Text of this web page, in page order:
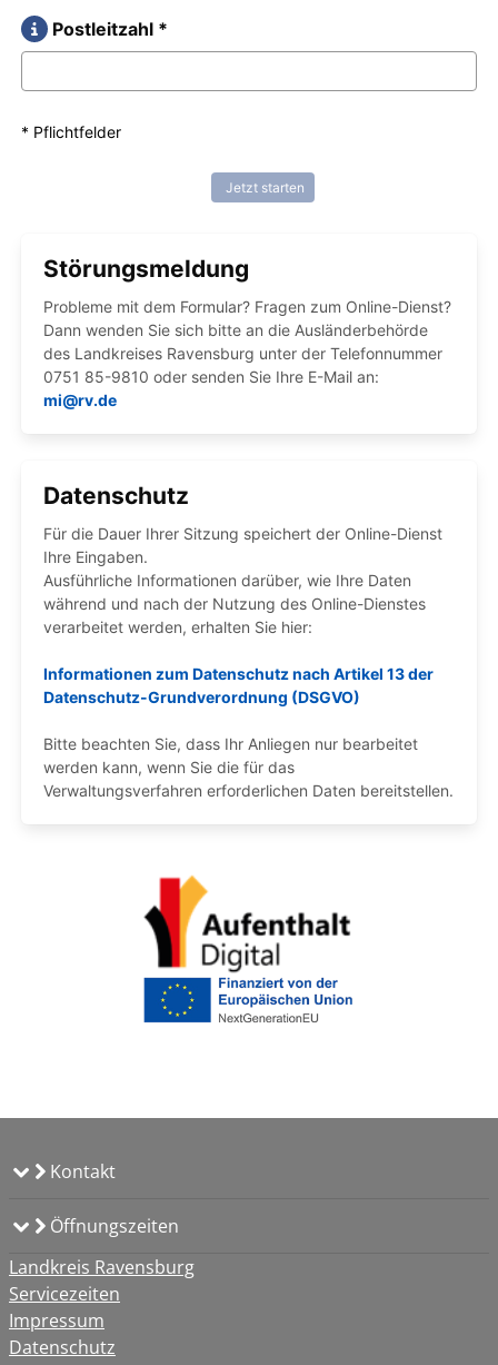
Kontakt
Öffnungszeiten
Landkreis Ravensburg
Servicezeiten
Impressum
Datenschutz